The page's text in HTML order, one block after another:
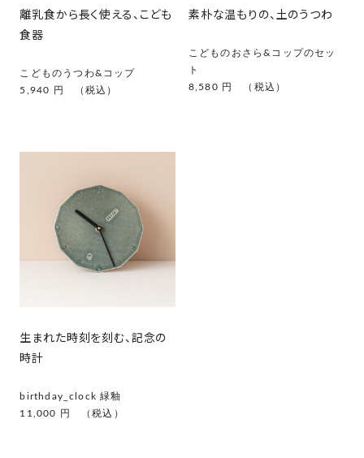
離乳食から長く使える、こども
食器
こどものうつわ&コップ
5,940 円 （税込）
素朴な温もりの、土のうつわ
こどものおさら&コップのセッ
ト
8,580 円 （税込）
生まれた時刻を刻む、記念の
時計
birthday_clock 緑釉
11,000 円 （税込）